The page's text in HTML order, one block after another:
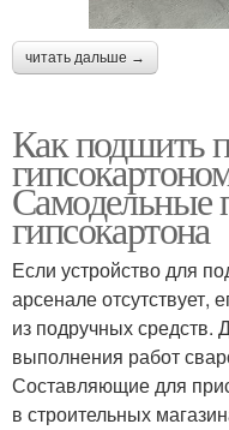
читать дальше →
Как подшить
Самодельные
гипсокартона
Если устройство для
арсенале отсутствует,
из подручных средств.
выполнения работ
Составляющие для
в строительных